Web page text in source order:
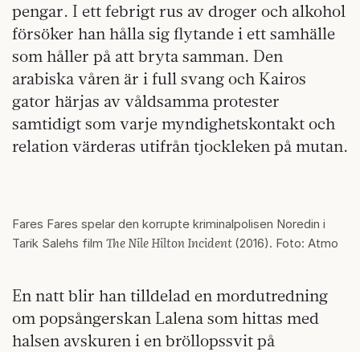
pengar. I ett febrigt rus av droger och alkohol
försöker han hålla sig flytande i ett samhälle
som håller på att bryta samman. Den
arabiska våren är i full svang och Kairos
gator härjas av våldsamma protester
samtidigt som varje myndighetskontakt och
relation värderas utifrån tjockleken på mutan.
Fares Fares spelar den korrupte kriminalpolisen Noredin i
Tarik Salehs film The Nile Hilton Incident (2016). Foto: Atmo
En natt blir han tilldelad en mordutredning
om popsångerskan Lalena som hittas med
halsen avskuren i en bröllopssvit på